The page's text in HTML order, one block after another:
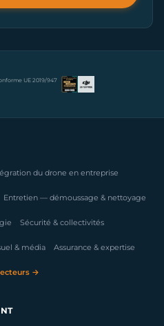
UE 2019/947
du drone en entreprise
Entretien — démoussage & nettoyage
Sécurité & collectivités
& média Assurance & expertise
→